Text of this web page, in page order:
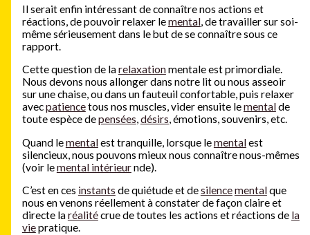
Il serait enfin intéressant de connaître nos actions et
réactions, de pouvoir relaxer lemental, de travailler sur soi-
même sérieusement dans le but de se connaître sous ce
rapport.
Cette question de larelaxationmentale est primordiale.
Nous devons nous allonger dans notre lit ou nous asseoir
sur une chaise, ou dans un fauteuil confortable, puis relaxer
avecpatiencetous nos muscles, vider ensuite lementalde
toute espèce depensées,désirs, émotions, souvenirs, etc.
Quand lementalest tranquille, lorsque lementalest
silencieux, nous pouvons mieux nous connaître nous-mêmes
(voir lemental intérieurnde).
C’est en ces instants de quiétude et desilencementalque
nous en venons réellement à constater de façon claire et
directe laréalitécrue de toutes les actions et réactions de la
viepratique.